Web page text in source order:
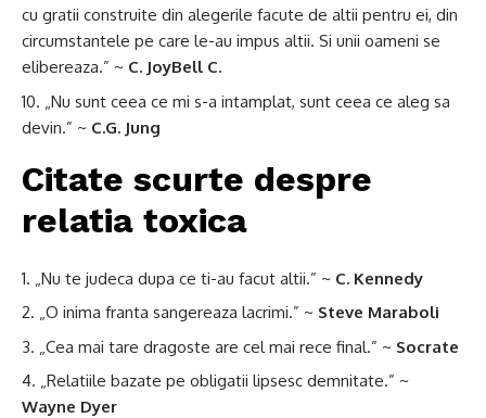
cu gratii construite din alegerile facute de altii pentru ei, din
circumstantele pe care le-au impus altii. Si unii oameni se
elibereaza.” ~ C. JoyBell C.
„Nu sunt ceea ce mi s-a intamplat, sunt ceea ce aleg sa
devin.” ~ C.G. Jung
Citate scurte despre
relatia toxica
„Nu te judeca dupa ce ti-au facut altii.” ~ C. Kennedy
„O inima franta sangereaza lacrimi.” ~ Steve Maraboli
„Cea mai tare dragoste are cel mai rece final.” ~ Socrate
„Relatiile bazate pe obligatii lipsesc demnitate.” ~
Wayne Dyer